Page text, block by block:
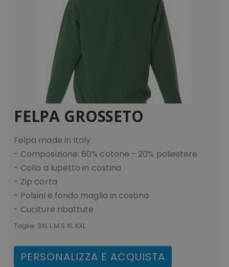
FELPA GROSSETO
Felpa made in Italy
- Composizione: 80% cotone - 20% poliestere
- Collo a lupetto in costina
- Zip corta
- Polsini e fondo maglia in costina
- Cuciture ribattute
Taglie: 3XL L M S XL XXL
PERSONALIZZA E ACQUISTA